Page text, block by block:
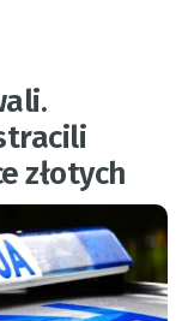
złotych